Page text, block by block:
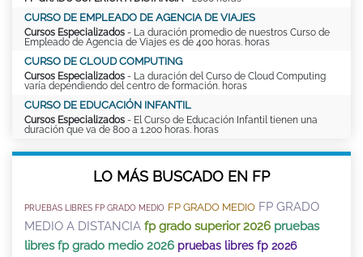
CURSO DE EMPLEADO DE AGENCIA DE VIAJES
Cursos Especializados - La duración promedio de nuestros Curso de
Empleado de Agencia de Viajes es de 400 horas. horas
CURSO DE CLOUD COMPUTING
Cursos Especializados - La duración del Curso de Cloud Computing
varía dependiendo del centro de formación. horas
CURSO DE EDUCACIÓN INFANTIL
Cursos Especializados - El Curso de Educación Infantil tienen una
duración que va de 800 a 1.200 horas. horas
LO MÁS BUSCADO EN FP
PRUEBAS LIBRES FP GRADO MEDIO FP GRADO MEDIO FP GRADO
MEDIO A DISTANCIA fp grado superior 2026 pruebas
libres fp grado medio 2026 pruebas libres fp 2026